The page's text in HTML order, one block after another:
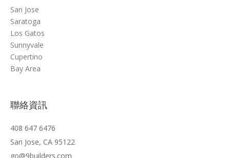
San Jose
Saratoga
Los Gatos
Sunnyvale
Cupertino
Bay Area
聯絡資訊
408 647 6476
San Jose, CA 95122
go@9builders.com